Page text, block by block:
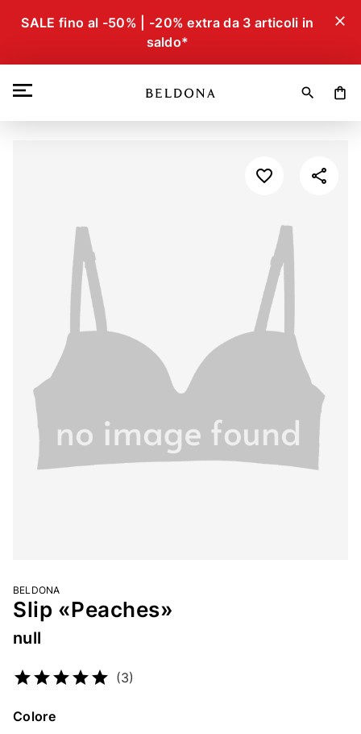
SALE fino al -50% | -20% extra da 3 articoli in
saldo*
close
search shopping_bag
BELDONA
Slip «Peaches»
null
(3)
Colore